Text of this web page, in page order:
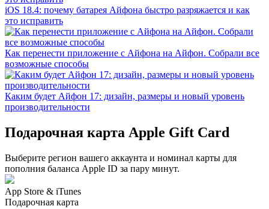
iOS 18.4: почему батарея Айфона быстро разряжается и как
это исправить
Как перенести приложение с Айфона на Айфон. Собрали все
возможные способы
Каким будет Айфон 17: дизайн, размеры и новый уровень
производительности
Подарочная карта Apple Gift Card
Выберите регион вашего аккаунта и номинал карты для
пополния баланса Apple ID за пару минут.
App Store & iTunes
Подарочная карта